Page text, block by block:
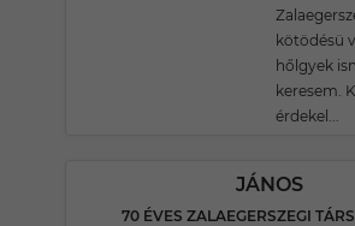
kötödésü
hőlgyek
keresem.
érdekel...
JÁNOS
70 ÉVES ZALAEGERSZEGI